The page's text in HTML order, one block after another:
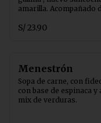
amarilla. Acompañado
serrana.
S/ 23.90
Menestrón
Sopa de carne, con
con base de espinaca y
mix de verduras.